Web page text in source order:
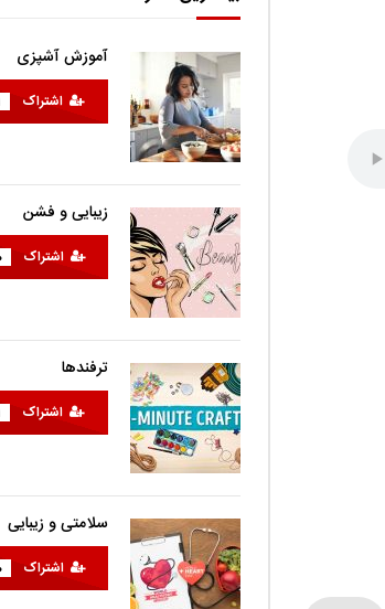
آموزش آشپزی
اشتراک
زیبایی و فشن
اشتراک
ترفندها
اشتراک
سلامتی و زیبایی
اشتراک